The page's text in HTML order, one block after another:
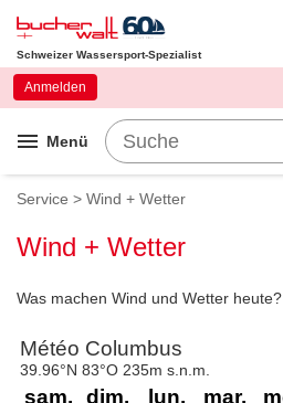
Schweizer Wassersport-Spezialist
menu Menü
Anmelden
Service > Wind + Wetter
Wind + Wetter
Was machen Wind und Wetter heute?